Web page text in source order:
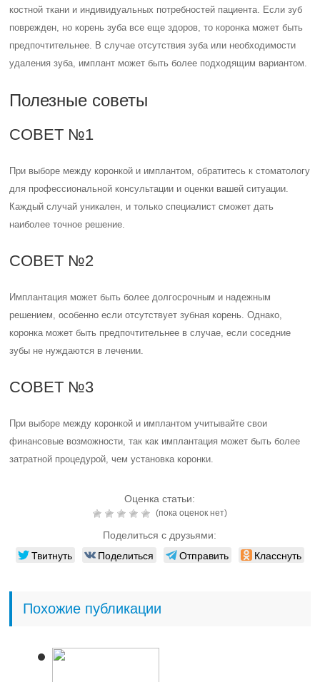
костной ткани и индивидуальных потребностей пациента. Если зуб
поврежден, но корень зуба все еще здоров, то коронка может быть
предпочтительнее. В случае отсутствия зуба или необходимости
удаления зуба, имплант может быть более подходящим вариантом.
Полезные советы
СОВЕТ №1
При выборе между коронкой и имплантом, обратитесь к стоматологу
для профессиональной консультации и оценки вашей ситуации.
Каждый случай уникален, и только специалист сможет дать
наиболее точное решение.
СОВЕТ №2
Имплантация может быть более долгосрочным и надежным
решением, особенно если отсутствует зубная корень. Однако,
коронка может быть предпочтительнее в случае, если соседние
зубы не нуждаются в лечении.
СОВЕТ №3
При выборе между коронкой и имплантом учитывайте свои
финансовые возможности, так как имплантация может быть более
затратной процедурой, чем установка коронки.
Оценка статьи:
(пока оценок нет)
Поделиться с друзьями:
Твитнуть Поделиться Отправить Класснуть
Похожие публикации